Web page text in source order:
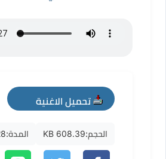
تحميل الاغنية
mp3
الحجم:608.39 KB المدة: